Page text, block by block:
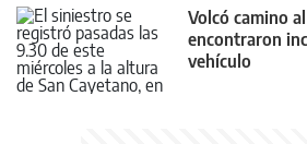
Volcó camino
encontraron
vehículo